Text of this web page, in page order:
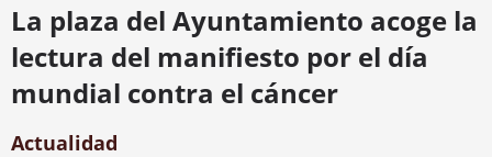
La plaza del Ayuntamiento acoge la
lectura del manifiesto por el día
mundial contra el cáncer
Actualidad